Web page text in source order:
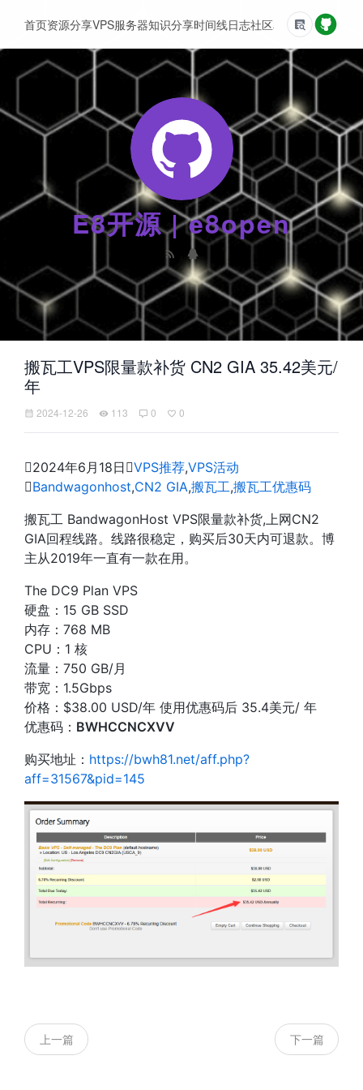
E8开源 | e8open
首页资源分享VPS服务器知识分享时间线日志社区友情链接
搬瓦工VPS限量款补货 CN2 GIA 35.42美元/
年
2024-12-26 113 0 0
2024年6月18日VPS推荐,VPS活动
Bandwagonhost,CN2 GIA,搬瓦工,搬瓦工优惠码
搬瓦工 BandwagonHost VPS限量款补货,上网CN2
GIA回程线路。线路很稳定，购买后30天内可退款。博
主从2019年一直有一款在用。
The DC9 Plan VPS
硬盘：15 GB SSD
内存：768 MB
CPU：1 核
流量：750 GB/月
带宽：1.5Gbps
价格：$38.00 USD/年 使用优惠码后 35.4美元/ 年
优惠码： BWHCCNCXVV
购买地址： https://bwh81.net/aff.php?
aff=31567&pid=145
上一篇 下一篇